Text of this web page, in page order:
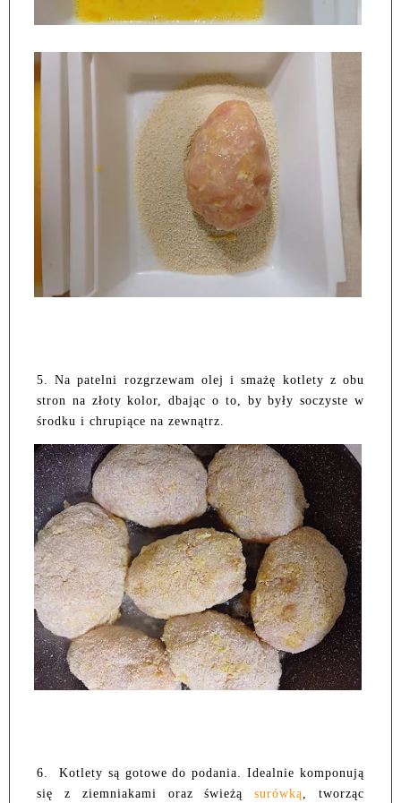
5. Na patelni rozgrzewam olej i smażę kotlety z obu
stron na złoty kolor, dbając o to, by były soczyste w
środku i chrupiące na zewnątrz.
6. Kotlety są gotowe do podania. Idealnie komponują
się z ziemniakami oraz świeżąsurówką , tworząc